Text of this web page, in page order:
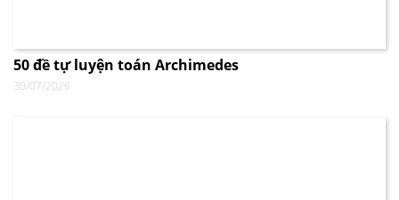
50 đề tự luyện toán Archimedes
30/07/2026